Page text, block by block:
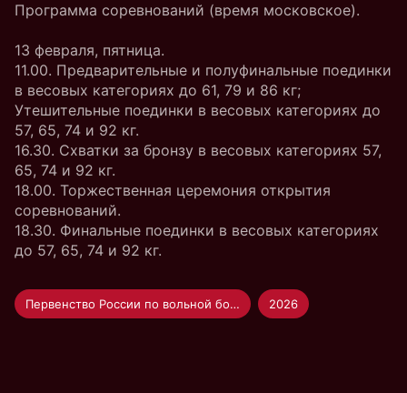
Программа соревнований (время московское).
13 февраля, пятница.
11.00. Предварительные и полуфинальные поединки
в весовых категориях до 61, 79 и 86 кг;
Утешительные поединки в весовых категориях до
57, 65, 74 и 92 кг.
16.30. Схватки за бронзу в весовых категориях 57,
65, 74 и 92 кг.
18.00. Торжественная церемония открытия
соревнований.
18.30. Финальные поединки в весовых категориях
до 57, 65, 74 и 92 кг.
Первенство России по вольной борьбе U-20 2026